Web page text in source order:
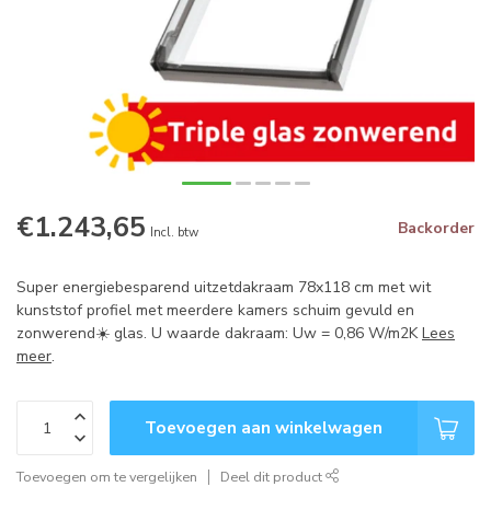
€1.243,65 Incl. btw Backorder
Super energiebesparend uitzetdakraam 78x118 cm met wit
kunststof profiel met meerdere kamers schuim gevuld en
zonwerend☀️ glas. U waarde dakraam: Uw = 0,86 W/m2KLees
meer.
Toevoegen aan winkelwagen
Toevoegen om te vergelijken Deel dit product